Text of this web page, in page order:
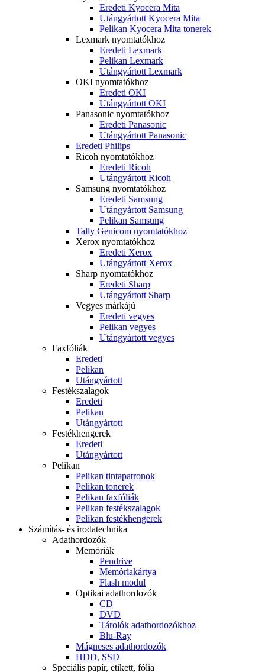
Eredeti Kyocera Mita
Utángyártott Kyocera Mita
Pelikan Kyocera Mita tonerek
Lexmark nyomtatókhoz
Eredeti Lexmark
Pelikan Lexmark
Utángyártott Lexmark
OKI nyomtatókhoz
Eredeti OKI
Utángyártott OKI
Panasonic nyomtatókhoz
Eredeti Panasonic
Utángyártott Panasonic
Eredeti Philips
Ricoh nyomtatókhoz
Eredeti Ricoh
Utángyártott Ricoh
Samsung nyomtatókhoz
Eredeti Samsung
Utángyártott Samsung
Pelikan Samsung
Tally Genicom nyomtatókhoz
Xerox nyomtatókhoz
Eredeti Xerox
Utángyártott Xerox
Sharp nyomtatókhoz
Eredeti Sharp
Utángyártott Sharp
Vegyes márkájú
Eredeti vegyes
Pelikan vegyes
Utángyártott vegyes
Faxfóliák
Eredeti
Pelikan
Utángyártott
Festékszalagok
Eredeti
Pelikan
Utángyártott
Festékhengerek
Eredeti
Utángyártott
Pelikan
Pelikan tintapatronok
Pelikan tonerek
Pelikan faxfóliák
Pelikan festékszalagok
Pelikan festékhengerek
Számítás- és irodatechnika
Adathordozók
Memóriák
Pendrive
Memóriakártya
Flash modul
Optikai adathordozók
CD
DVD
Tárolók adathordozókhoz
Blu-Ray
Mágneses adathordozók
HDD, SSD
Speciális papír, etikett, fólia